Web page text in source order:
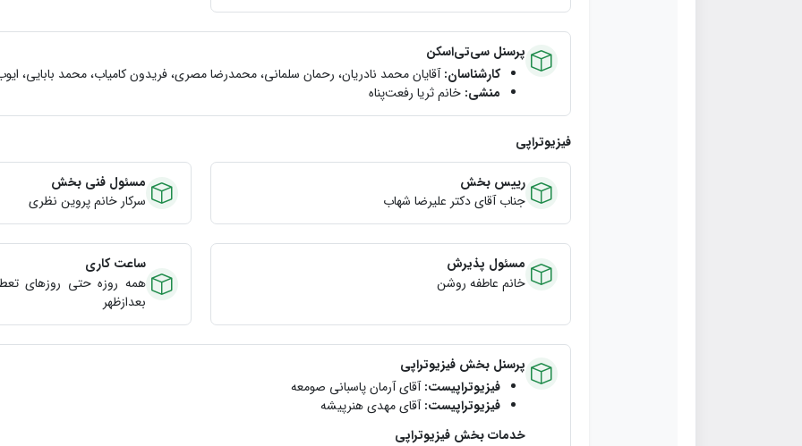
پرسنل سی‌تی‌اسکن
کارشناسان:آقايان محمد نادريان، رحمان سلماني، محمدرضا مصري، فريدون كامياب، محمد بابايي،
منشی: خانم ثریا رفعت‌پناه
فیزیوتراپی
رییس بخش
جناب آقای دکتر علیرضا شهاب
مسئول فنی بخش
سرکار خانم پروین نظری
مسئول پذیرش
خانم عاطفه روشن
ساعت کاری
بعدازظهر
پرسنل بخش فیزیوتراپی
فیزیوتراپیست:آقای آرمان پاسبانی صومعه
فیزیوتراپیست:آقای مهدی هنرپیشه
خدمات بخش فیزیوتراپی